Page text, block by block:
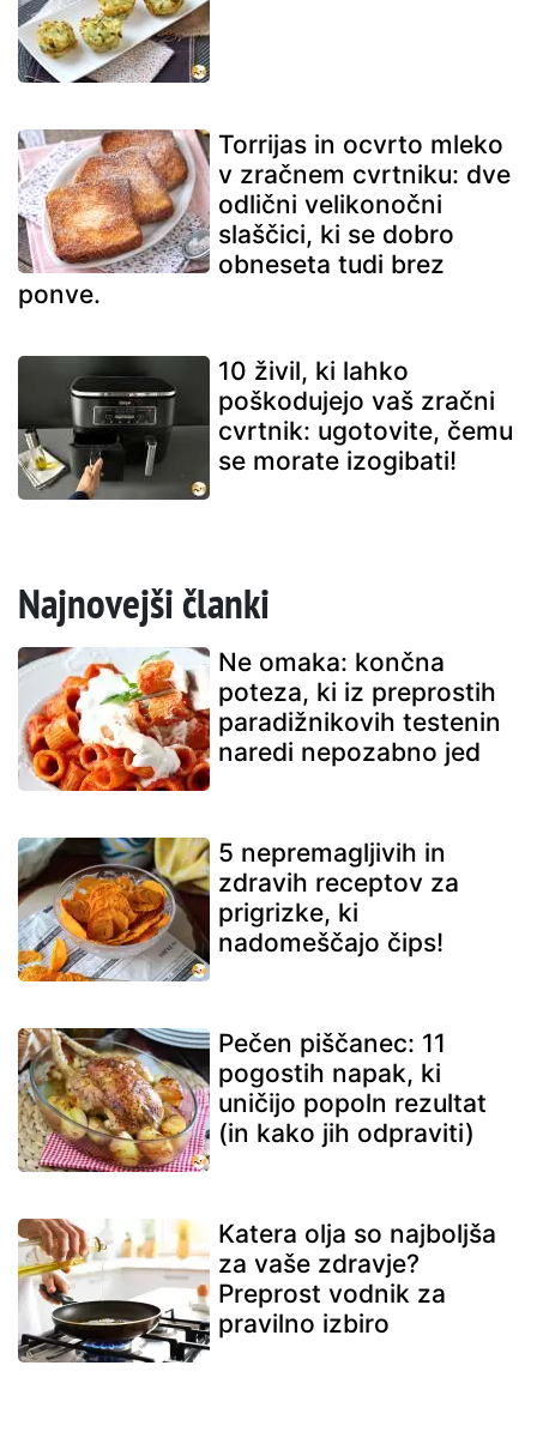
Torrijas in ocvrto mleko
v zračnem cvrtniku: dve
odlični velikonočni
slaščici, ki se dobro
obneseta tudi brez
ponve.
10 živil, ki lahko
poškodujejo vaš zračni
cvrtnik: ugotovite, čemu
se morate izogibati!
Najnovejši članki
Ne omaka: končna
poteza, ki iz preprostih
paradižnikovih testenin
naredi nepozabno jed
5 nepremagljivih in
zdravih receptov za
prigrizke, ki
nadomeščajo čips!
Pečen piščanec: 11
pogostih napak, ki
uničijo popoln rezultat
(in kako jih odpraviti)
Katera olja so najboljša
za vaše zdravje?
Preprost vodnik za
pravilno izbiro